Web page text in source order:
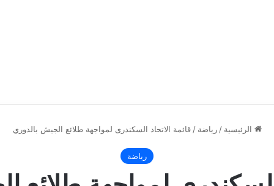
الرئيسية / رياضة / قائمة الاتحاد السكندرى لمواجهة طلائع الجيش بالدوري
رياضة